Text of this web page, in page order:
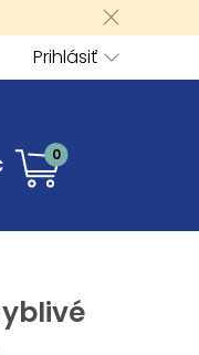
Prihlásiť
0